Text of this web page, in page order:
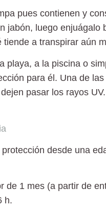
pues contienen y
jabón, luego enjuágalo
a transpirar aún
playa, a la piscina o
para él. Una de
pasar los rayos UV.
desde una
de 1 mes (a partir de
h.